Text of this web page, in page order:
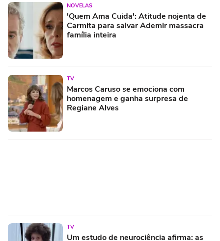
NOVELAS
'Quem Ama Cuida': Atitude nojenta de
Carmita para salvar Ademir massacra
família inteira
TV
Marcos Caruso se emociona com
homenagem e ganha surpresa de
Regiane Alves
TV
Um estudo de neurociência afirma: as